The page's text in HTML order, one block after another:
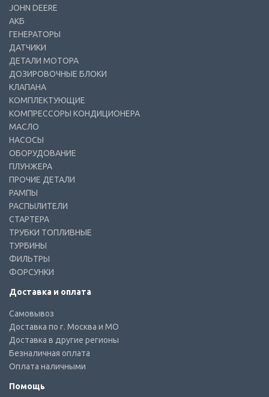
JOHN DEERE
АКБ
ГЕНЕРАТОРЫ
ДАТЧИКИ
ДЕТАЛИ МОТОРА
ДОЗИРОВОЧНЫЕ БЛОКИ
КЛАПАНА
КОМПЛЕКТУЮЩИЕ
КОМПРЕССОРЫ КОНДИЦИОНЕРА
МАСЛО
НАСОСЫ
ОБОРУДОВАНИЕ
ПЛУНЖЕРА
ПРОЧИЕ ДЕТАЛИ
РАМПЫ
РАСПЫЛИТЕЛИ
СТАРТЕРА
ТРУБКИ ТОПЛИВНЫЕ
ТУРБИНЫ
ФИЛЬТРЫ
ФОРСУНКИ
Доставка и оплата
Самовывоз
Доставка по г. Москва и МО
Доставка в другие регионы
Безналичная оплата
Оплата наличными
Помощь